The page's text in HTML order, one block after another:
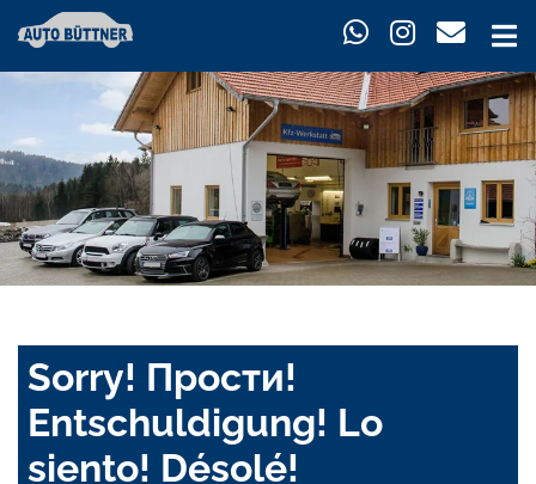
Sorry! Прости!
Entschuldigung! Lo
siento! Désolé!